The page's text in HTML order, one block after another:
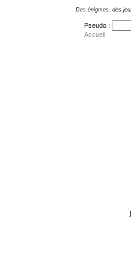
Des énigmes, des
Pseudo :
Accueil